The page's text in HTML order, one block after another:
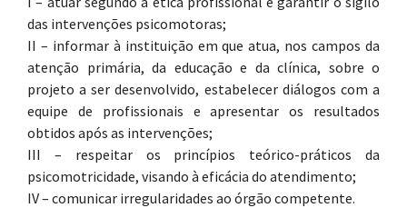
das intervenções psicomotoras;
II – informar à instituição em que atua, nos campos da
atenção primária, da educação e da clínica, sobre o
projeto a ser desenvolvido, estabelecer diálogos com a
equipe de profissionais e apresentar os resultados
obtidos após as intervenções;
III – respeitar os princípios teórico-práticos da
psicomotricidade, visando à eficácia do atendimento;
IV – comunicar irregularidades ao órgão competente.